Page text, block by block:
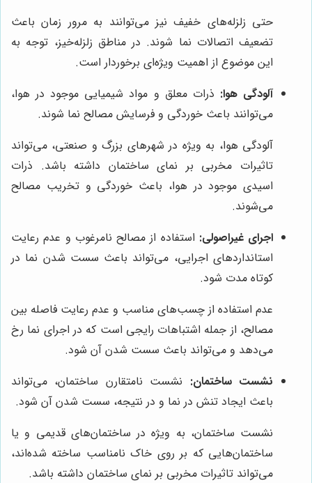
حتی زلزله‌های خفیف نیز می‌توانند به مرور زمان باعث
تضعیف اتصالات نما شوند. در مناطق زلزله‌خیز، توجه به
این موضوع از اهمیت ویژه‌ای برخوردار است.
آلودگی هوا: ذرات معلق و مواد شیمیایی موجود در هوا،
می‌توانند باعث خوردگی و فرسایش مصالح نما شوند.
آلودگی هوا، به ویژه در شهرهای بزرگ و صنعتی، می‌تواند
تاثیرات مخربی بر نمای ساختمان داشته باشد. ذرات
اسیدی موجود در هوا، باعث خوردگی و تخریب مصالح
می‌شوند.
اجرای غیراصولی: استفاده از مصالح نامرغوب و عدم رعایت
استانداردهای اجرایی، می‌تواند باعث سست شدن نما در
کوتاه مدت شود.
عدم استفاده از چسب‌های مناسب و عدم رعایت فاصله بین
مصالح، از جمله اشتباهات رایجی است که در اجرای نما رخ
می‌دهد و می‌تواند باعث سست شدن آن شود.
نشست ساختمان: نشست نامتقارن ساختمان، می‌تواند
باعث ایجاد تنش در نما و در نتیجه، سست شدن آن شود.
نشست ساختمان، به ویژه در ساختمان‌های قدیمی و یا
ساختمان‌هایی که بر روی خاک نامناسب ساخته شده‌اند،
می‌تواند تاثیرات مخربی بر نمای ساختمان داشته باشد.